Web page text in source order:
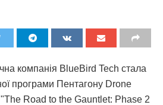
компанія BlueBird Tech стала
програми Пентагону Drone
Road to the Gauntlet: Phase 2